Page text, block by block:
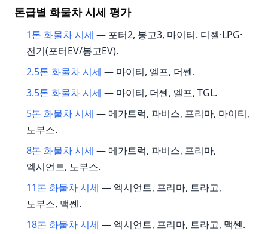
톤급별 화물차 시세 평가
1톤 화물차 시세 — 포터2, 봉고3, 마이티. 디젤·LPG·
전기(포터EV/봉고EV).
2.5톤 화물차 시세 — 마이티, 엘프, 더쎈.
3.5톤 화물차 시세 — 마이티, 더쎈, 엘프, TGL.
5톤 화물차 시세 — 메가트럭, 파비스, 프리마, 마이티,
노부스.
8톤 화물차 시세 — 메가트럭, 파비스, 프리마,
엑시언트, 노부스.
11톤 화물차 시세 — 엑시언트, 프리마, 트라고,
노부스, 맥쎈.
18톤 화물차 시세 — 엑시언트, 프리마, 트라고, 맥쎈.